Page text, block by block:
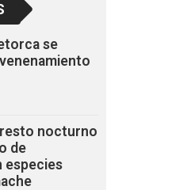
se
nocturno
de
especies